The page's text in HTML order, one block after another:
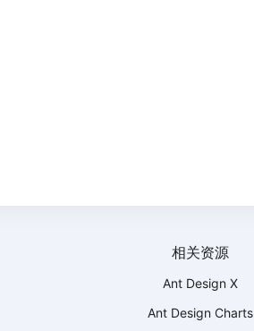
相关资源
Ant Design X
Ant Design Charts